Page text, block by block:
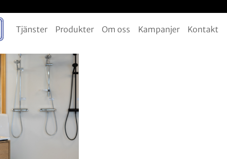
Tjänster Produkter Om oss Kampanjer Kontakt